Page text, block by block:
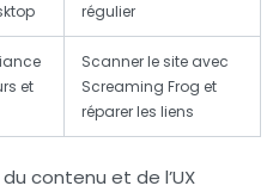
régulier
et
Scanner le site avec
Screaming Frog et
réparer les liens
contenu et de l’UX